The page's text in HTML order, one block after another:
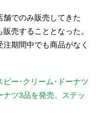
でのみ販売してきた
売することとなった。
期間中でも商品がなく
ピー･クリーム･ドーナツ
ナツ3品を発売、ステッ